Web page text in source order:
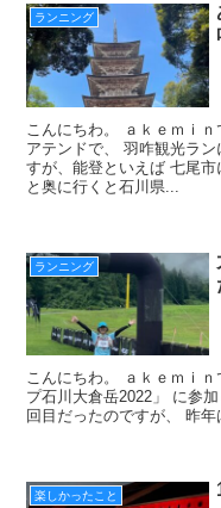
ランニング
こんにちわ。 ａｋｅｍｉ
アテンドで、 羽咋観光ラ
すが、能登といえば 七尾
と奥に行くと石川県...
ランニング
こんにちわ。 ａｋｅｍｉ
プ石川大倉岳2022」 に参
回目だったのですが、 昨
楽しかったこと